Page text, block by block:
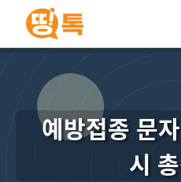
예방접종 문
시